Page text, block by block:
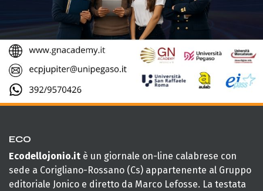
ECO
Ecodellojonio.it è un giornale on-line calabrese con
sede a Corigliano-Rossano (Cs) appartenente al Gruppo
editoriale Jonico e diretto da Marco Lefosse. La testata